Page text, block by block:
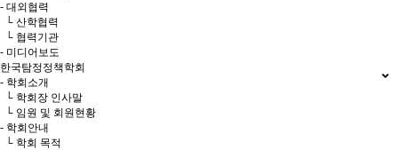
- 대외협력
└ 산학협력
└ 협력기관
- 미디어보도
한국탐정정책학회
- 학회소개
└ 학회장 인사말
└ 임원 및 회원현황
- 학회안내
└ 학회 목적